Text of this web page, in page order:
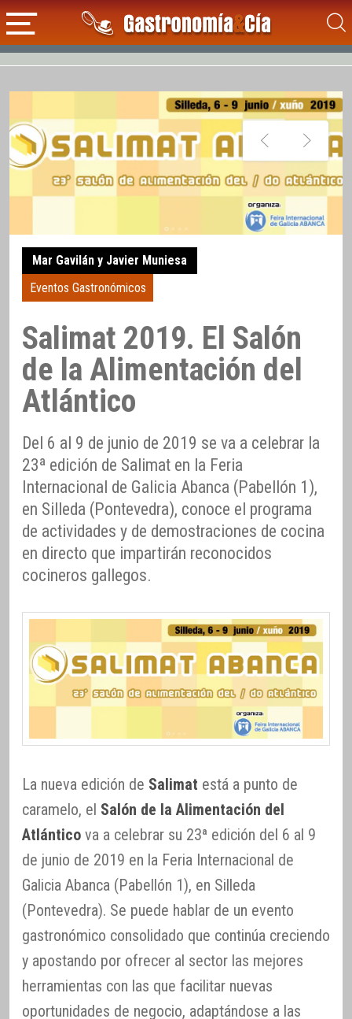
Mar Gavilán y Javier Muniesa
Eventos Gastronómicos
Salimat 2019. El Salón
de la Alimentación del
Atlántico
Del 6 al 9 de junio de 2019 se va a celebrar la
23ª edición de Salimat en la Feria
Internacional de Galicia Abanca (Pabellón 1),
en Silleda (Pontevedra), conoce el programa
de actividades y de demostraciones de cocina
en directo que impartirán reconocidos
cocineros gallegos.
La nueva edición de Salimat está a punto de
caramelo, el Salón de la Alimentación del
Atlántico va a celebrar su 23ª edición del 6 al 9
de junio de 2019 en la Feria Internacional de
Galicia Abanca (Pabellón 1), en Silleda
(Pontevedra). Se puede hablar de un evento
gastronómico consolidado que continúa creciendo
y apostando por ofrecer al sector las mejores
herramientas con las que facilitar nuevas
oportunidades de negocio, adaptándose a las